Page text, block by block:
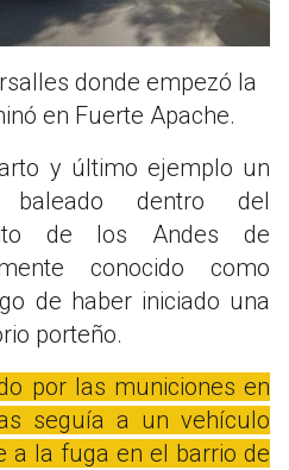
donde empezó la
en Fuerte Apache.
y último ejemplo un
baleado dentro del
de los Andes de
conocido como
de haber iniciado una
porteño.
por las municiones en
seguía a un vehículo
a la fuga en el barrio de